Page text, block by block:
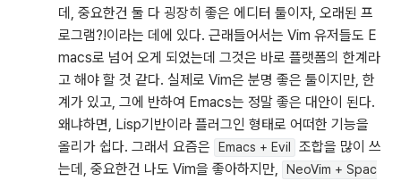
데, 중요한건 둘 다 굉장히 좋은 에디터 툴이자, 오래된 프
로그램?!이라는 데에 있다. 근래들어서는 Vim 유저들도 E
macs로 넘어 오게 되었는데 그것은 바로 플랫폼의 한계라
고 해야 할 것 같다. 실제로 Vim은 분명 좋은 툴이지만, 한
계가 있고, 그에 반하여 Emacs는 정말 좋은 대안이 된다.
왜냐하면, Lisp기반이라 플러그인 형태로 어떠한 기능을
올리가 쉽다. 그래서 요즘은 Emacs + Evil 조합을 많이 쓰
는데, 중요한건 나도 Vim을 좋아하지만,
NeoVim + Spac